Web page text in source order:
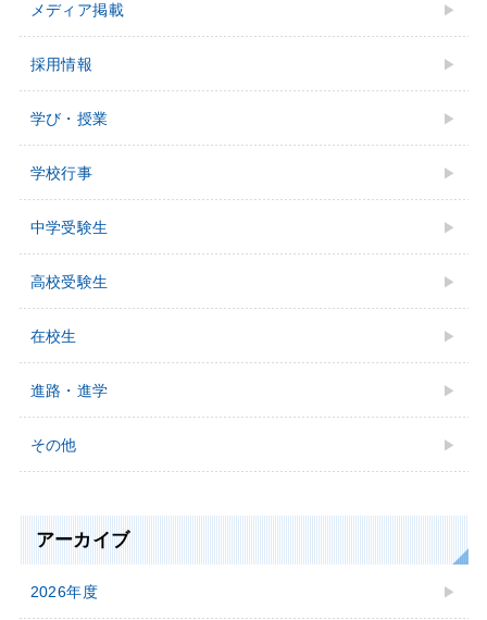
メディア掲載
採用情報
学び・授業
学校行事
中学受験⽣
⾼校受験⽣
在校生
進路・進学
その他
アーカイブ
2026年度